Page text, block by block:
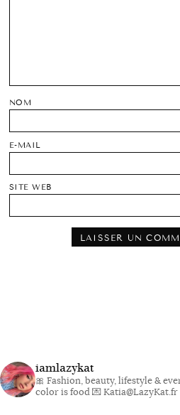
NOM
E-MAIL
SITE WEB
iamlazykat
🎀 Fashion, beauty, lifestyle &
color is food💌 Katia@LazyKat.fr